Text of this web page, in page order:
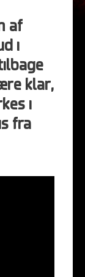
af
i
klar,
i
fra